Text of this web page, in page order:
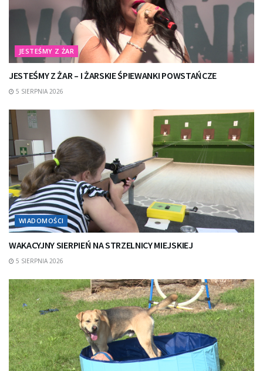
JESTEŚMY Z ŻAR
JESTEŚMY Z ŻAR – I ŻARSKIE ŚPIEWANKI POWSTAŃCZE
5 SIERPNIA 2026
WIADOMOŚCI
WAKACYJNY SIERPIEŃ NA STRZELNICY MIEJSKIEJ
5 SIERPNIA 2026